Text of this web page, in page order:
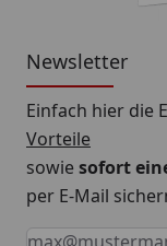
Newsletter
Einfach hier die
Vorteile
sowiesofort
per E-Mail
Keine Eingabe
Eingabe
E-Mail *